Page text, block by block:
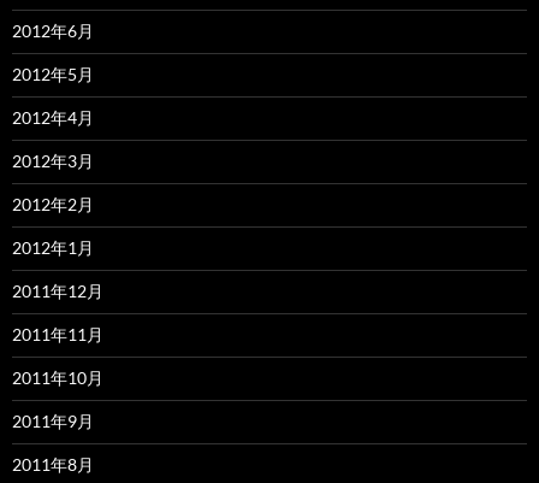
2012年6月
2012年5月
2012年4月
2012年3月
2012年2月
2012年1月
2011年12月
2011年11月
2011年10月
2011年9月
2011年8月